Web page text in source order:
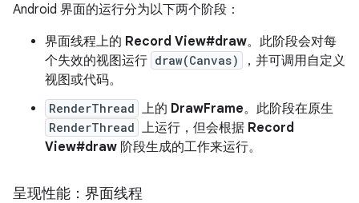
Android 界面的运行分为以下两个阶段：
界面线程上的 Record View#draw。此阶段会对每
个失效的视图运行 draw(Canvas)
，并可调用自定义
视图或代码。
RenderThread 上的 DrawFrame。此阶段在原生
RenderThread 上运行，但会根据 Record
View#draw 阶段生成的工作来运行。
呈现性能：界面线程